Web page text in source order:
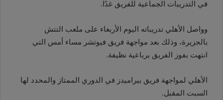
في التدريبات الجماعية للفريق غدًا.
وواصل الأهلي تدريباته اليوم الأربعاء على ملعب التتش
بالجزيرة، وذلك بعد مواجهة فريق فيوتشر مساء أمس التي
انتهت بفوز الفريق برباعية نظيفة.
الأهلي لمواجهة فريق بيراميدز في الدوري الممتاز والمحدد لها
السبت المقبل.